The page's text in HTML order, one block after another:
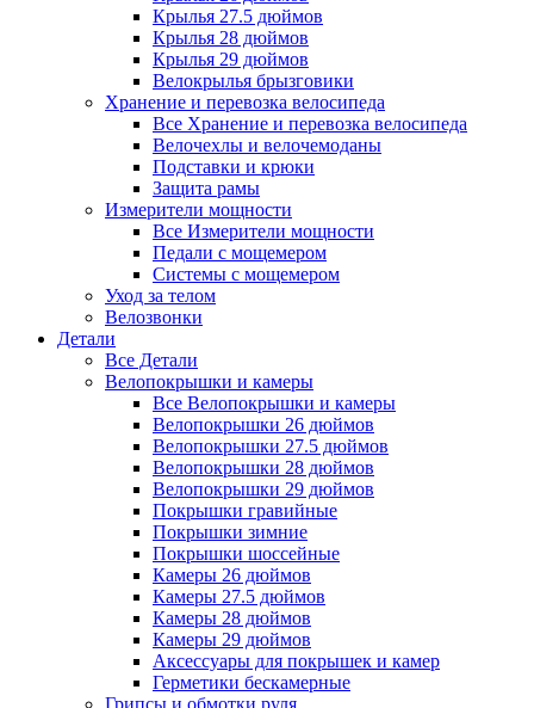
Крылья 27.5 дюймов
Крылья 28 дюймов
Крылья 29 дюймов
Велокрылья брызговики
Хранение и перевозка велосипеда
Все Хранение и перевозка велосипеда
Велочехлы и велочемоданы
Подставки и крюки
Защита рамы
Измерители мощности
Все Измерители мощности
Педали с мощемером
Системы с мощемером
Уход за телом
Велозвонки
Детали
Все Детали
Велопокрышки и камеры
Все Велопокрышки и камеры
Велопокрышки 26 дюймов
Велопокрышки 27.5 дюймов
Велопокрышки 28 дюймов
Велопокрышки 29 дюймов
Покрышки гравийные
Покрышки зимние
Покрышки шоссейные
Камеры 26 дюймов
Камеры 27.5 дюймов
Камеры 28 дюймов
Камеры 29 дюймов
Аксессуары для покрышек и камер
Герметики бескамерные
Грипсы и обмотки руля